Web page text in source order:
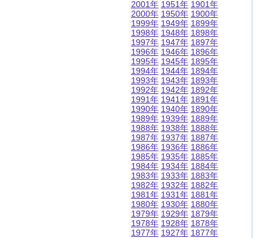
2001年
2000年
1999年
1998年
1997年
1996年
1995年
1994年
1993年
1992年
1991年
1990年
1989年
1988年
1987年
1986年
1985年
1984年
1983年
1982年
1981年
1980年
1979年
1978年
1977年
1951年
1950年
1949年
1948年
1947年
1946年
1945年
1944年
1943年
1942年
1941年
1940年
1939年
1938年
1937年
1936年
1935年
1934年
1933年
1932年
1931年
1930年
1929年
1928年
1927年
1901年
1900年
1899年
1898年
1897年
1896年
1895年
1894年
1893年
1892年
1891年
1890年
1889年
1888年
1887年
1886年
1885年
1884年
1883年
1882年
1881年
1880年
1879年
1878年
1877年